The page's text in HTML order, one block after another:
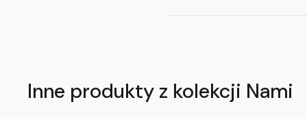
Inne produkty z kolekcji Nami